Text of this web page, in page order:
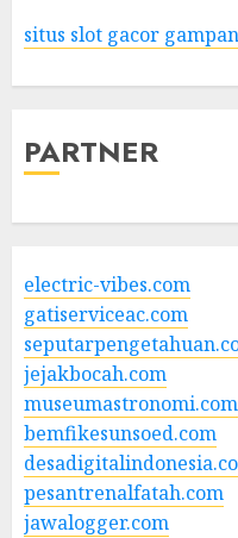
situs slot gacor
PARTNER
electric-vibes.com
gatiserviceac.com
jejakbocah.com
museumastronomi.com
bemfikesunsoed.com
pesantrenalfatah.com
jawalogger.com